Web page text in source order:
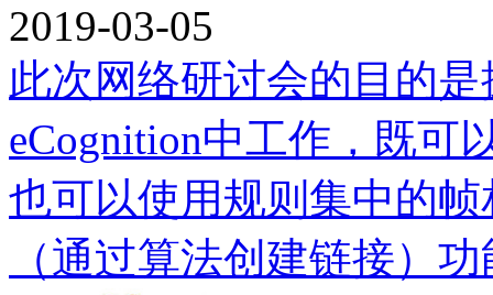
2019-03-05
此次网络研讨会的目的
eCognition中工作，既可
也可以使用规则集中的
（通过算法创建链接）